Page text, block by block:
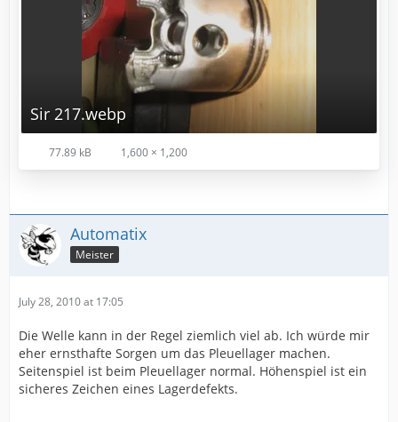
Sir 217.webp
77.89 kB 1,600 × 1,200
Automatix
Meister
July 28, 2010 at 17:05
Die Welle kann in der Regel ziemlich viel ab. Ich würde mir
eher ernsthafte Sorgen um das Pleuellager machen.
Seitenspiel ist beim Pleuellager normal. Höhenspiel ist ein
sicheres Zeichen eines Lagerdefekts.